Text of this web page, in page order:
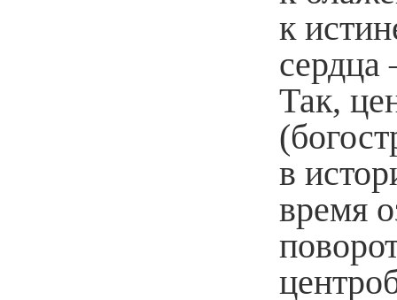
к
Так,
в
время